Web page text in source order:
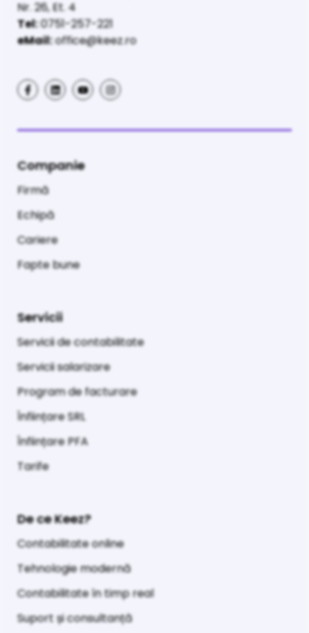
Nr. 26, Et. 4
Tel:0751-257-221
eMail:office@keez.ro
Companie
Firmă
Echipă
Cariere
Fapte bune
Servicii
Servicii de contabilitate
Servicii salarizare
Program de facturare
Înființare SRL
Înființare PFA
Tarife
De ce Keez?
Contabilitate online
Tehnologie modernă
Contabilitate în timp real
Suport și consultanță